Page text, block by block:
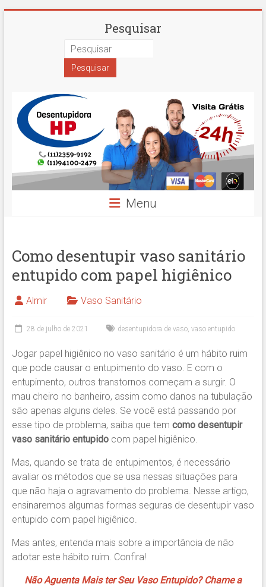
Desentupidora
Paulo
Hidro
Prime
Pesquisar
Menu
Como desentupir vaso sanitário
entupido com papel higiênico
Almir Vaso Sanitário
28 de julho de 2021 desentupidora de vaso, vaso entupido
Jogar papel higiênico no vaso sanitário é um hábito ruim
que pode causar o entupimento do vaso. E com o
entupimento, outros transtornos começam a surgir. O
mau cheiro no banheiro, assim como danos na tubulação
são apenas alguns deles. Se você está passando por
esse tipo de problema, saiba que tem como desentupir
vaso sanitário entupido com papel higiênico.
Mas, quando se trata de entupimentos, é necessário
avaliar os métodos que se usa nessas situações para
que não haja o agravamento do problema. Nesse artigo,
ensinaremos algumas formas seguras de desentupir vaso
entupido com papel higiênico.
Mas antes, entenda mais sobre a importância de não
adotar este hábito ruim. Confira!
Não Aguenta Mais ter Seu Vaso Entupido? Chame a